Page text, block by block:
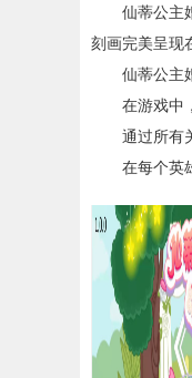
仙蒂公主婚
刻画完美呈现
仙蒂公主
在游戏中，
通过所有关
在每个英雄